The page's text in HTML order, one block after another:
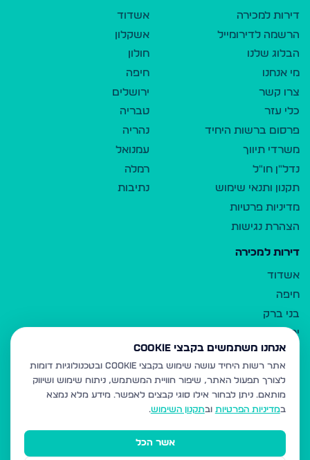
דירות למכירה
הרשמה לדירומייל
הבלוג שלנו
מי אנחנו
צרו קשר
כלי עזר
פרסום ברשות היחיד
משרדי תיווך
נדל"ן חו"ל
תקנון ותנאי שימוש
מדיניות פרטיות
הצהרת נגישות
אשדוד
אשקלון
חולון
חיפה
ירושלים
טבריה
נהריה
עמנואל
רמלה
נתיבות
דירות למכירה
אשדוד
חיפה
בני ברק
ירושלים
אלעד
גבעת זאב
בית שמש
רכסים
מודיעין עילית
אנחנו משתמשים בקבצי Cookie
אתר רשות היחיד עושה שימוש בקבצי Cookie ובטכנולוגיות דומות
לצורך תפעול האתר, שיפור חוויית המשתמש, ניתוח שימוש ושיווק
מותאם. ניתן לבחור אילו סוגי קבצים לאפשר. מידע מלא נמצא
במדיניות הפרטיות ובתקנון השימוש.
אשר הכל